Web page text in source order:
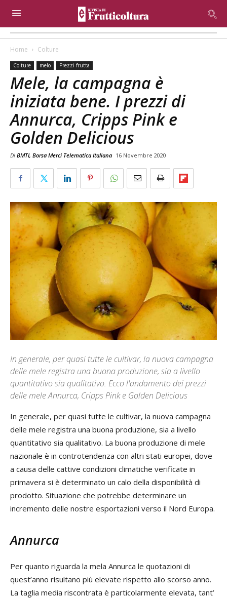
Home Colture
Colture melo Prezzi frutta
Mele, la campagna è
iniziata bene. I prezzi di
Annurca, Cripps Pink e
Golden Delicious
Di BMTI, Borsa Merci Telematica Italiana 16 Novembre 2020
In generale, per quasi tutte le cultivar, la nuova campagna
delle mele registra una buona produzione, sia a livello
quantitativo sia qualitativo. Ecco l'andamento dei prezzi
delle mele Annurca, Cripps Pink e Golden Delicious
In generale, per quasi tutte le cultivar, la nuova campagna
delle mele registra una buona produzione, sia a livello
quantitativo sia qualitativo. La buona produzione di mele
nazionale è in controtendenza con altri stati europei, dove
a causa delle cattive condizioni climatiche verificate in
primavera si è determinato un calo della disponibilità di
prodotto. Situazione che potrebbe determinare un
incremento delle nostre esportazioni verso il Nord Europa.
Annurca
Per quanto riguarda la mela Annurca le quotazioni di
quest’anno risultano più elevate rispetto allo scorso anno.
La taglia media riscontrata è particolarmente elevata, tant’